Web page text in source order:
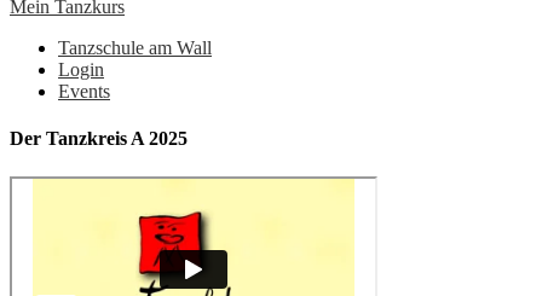
Mein Tanzkurs
Tanzschule am Wall
Login
Events
Der Tanzkreis A 2025